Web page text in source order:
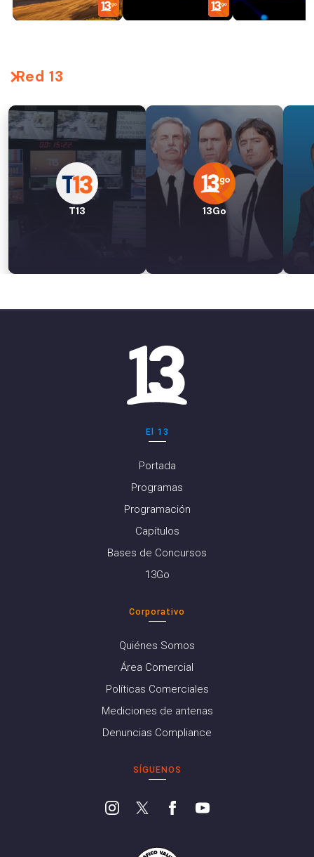
Red 13
T13 13Go
El 13
Portada
Programas
Programación
Capítulos
Bases de Concursos
13Go
Corporativo
Quiénes Somos
Área Comercial
Políticas Comerciales
Mediciones de antenas
Denuncias Compliance
SÍGUENOS